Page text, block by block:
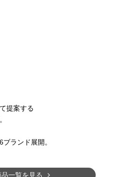
提案する
ランド展開。
品一覧を見る